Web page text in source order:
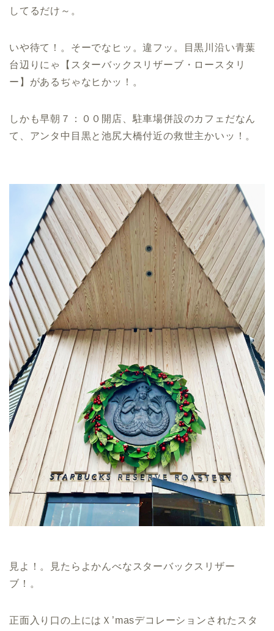
してるだけ～。
いや待て！。そーでなヒッ。違フッ。目黒川沿い青葉
台辺りにゃ【スターバックスリザーブ・ロースタリ
ー】があるぢゃなヒかッ！。
しかも早朝７：００開店、駐車場併設のカフェだなん
て、アンタ中目黒と池尻大橋付近の救世主かいッ！。
見よ！。見たらよかんべなスターバックスリザー
ブ！。
正面入り口の上にはＸ’masデコレーションされたスタ